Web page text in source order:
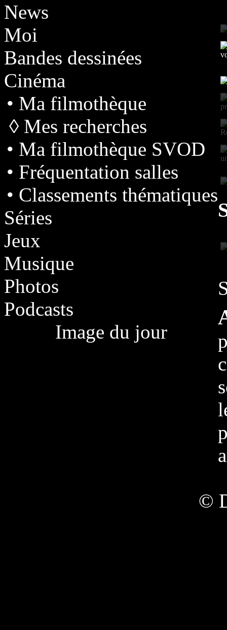
News
Moi
Bandes dessinées
Cinéma
• Ma filmothèque
◊ Mes recherches
• Ma filmothèque SVOD
• Fréquentation salles
• Classements thématiques
Séries
Jeux
Musique
Photos
Podcasts
Image du jour
©